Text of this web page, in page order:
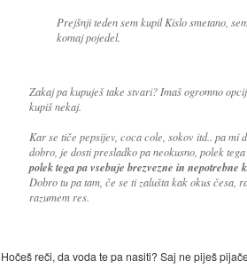
Prejšnji teden sem kupil Kislo smetano,
komaj pojedel.
Zakaj pa kupuješ take stvari? Imaš ogromno
kupiš nekaj.
Kar se tiče pepsijev, coca cole, sokov itd.. pa mi
dobro, je dosti presladko pa neokusno, polek
polek tega pa vsebuje brezvezne in nepotrebne
Dobro tu pa tam, če se ti zalušta kak okus česa,
razumem res.
Hočeš reči, da voda te pa nasiti? Saj ne piješ